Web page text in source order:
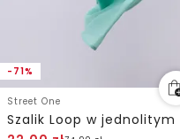
-71%
Street One